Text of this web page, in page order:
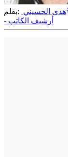
بقلم: هدى الحسيني
- أرشيف الكاتب